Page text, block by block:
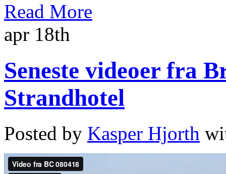
Read More
apr 18th
Seneste videoer fra
Strandhotel
Posted by Kasper Hjorth